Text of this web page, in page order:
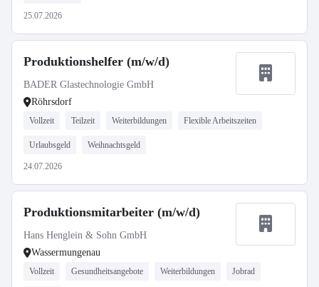
25.07.2026
Produktionshelfer (m/w/d)
BADER Glastechnologie GmbH
Röhrsdorf
Vollzeit Teilzeit Weiterbildungen Flexible Arbeitszeiten
Urlaubsgeld Weihnachtsgeld
24.07.2026
Produktionsmitarbeiter (m/w/d)
Hans Henglein & Sohn GmbH
Wassermungenau
Vollzeit Gesundheitsangebote Weiterbildungen Jobrad